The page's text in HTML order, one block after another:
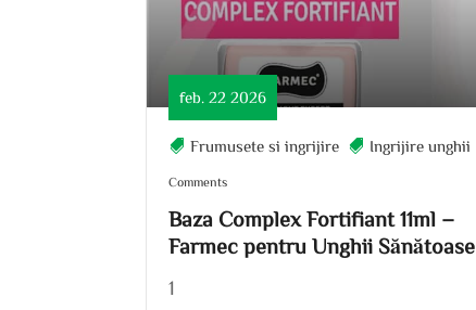
Baza Complex Fortifiant 11ml –
Farmec pentru Unghii Sănătoase
feb. 22 2026
Frumusete si ingrijire Ingrijire unghii
Comments
1